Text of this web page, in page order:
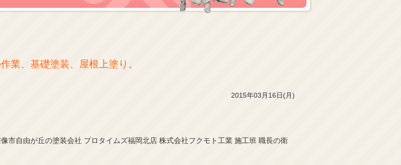
業、基礎塗装、屋根上塗り。
2015年03月16日(月)
市自由が丘の塗装会社 プロタイムズ福岡北店 株式会社フクモト工業 施工班 職長の衛